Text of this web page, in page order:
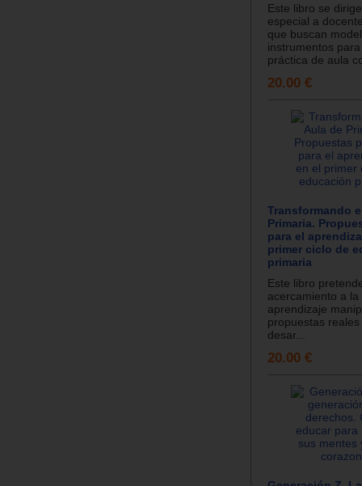
Este libro se
especial a
que buscan
instrumentos
práctica de aula
20.00 €
Transformando
Primaria.
para el
primer ciclo de
primaria
Este libro
acercamiento a
aprendizaje
propuestas
desar...
20.00 €